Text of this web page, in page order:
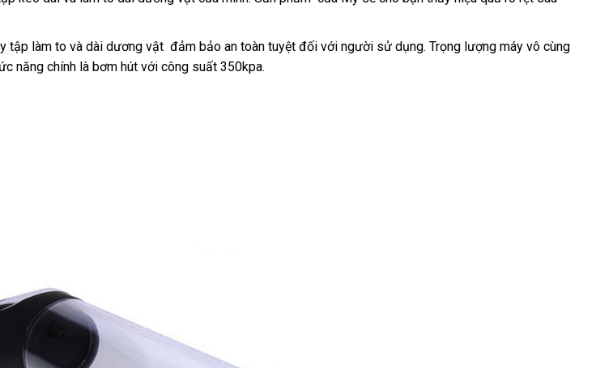
tập làm to đánh
giá
và dài dương vật đảm bảo an toàn mini
tuyệt đối thống
với người sử dụngnước
. Trọng lượng máy vô cùng
năng chính là bơm hút giá
với công suất 350kpa.